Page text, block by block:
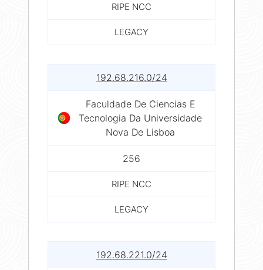
RIPE NCC
LEGACY
192.68.216.0/24
Faculdade De Ciencias E
Tecnologia Da Universidade
Nova De Lisboa
256
RIPE NCC
LEGACY
192.68.221.0/24